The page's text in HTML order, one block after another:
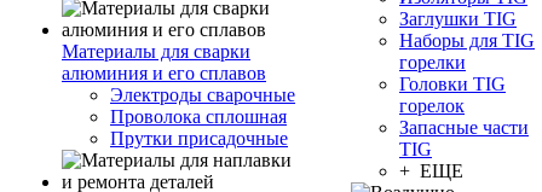
Материалы для сварки
алюминия и его сплавов
Электроды сварочные
Проволока сплошная
Прутки присадочные
Заглушки TIG
Наборы для TIG
горелки
Головки TIG
горелок
Запасные части
TIG
+ ЕЩЕ